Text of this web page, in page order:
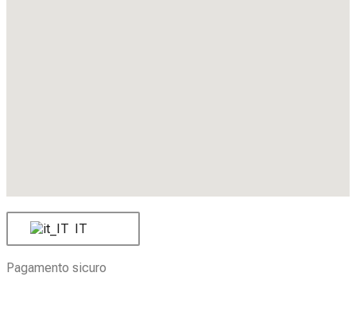
IT
Pagamento sicuro